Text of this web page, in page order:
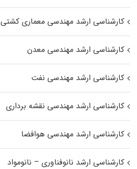
کارشناسی ارشد مهندسی معماری کشتی
کارشناسی ارشد مهندسی معدن
کارشناسی ارشد مهندسی نفت
کارشناسی ارشد مهندسی نقشه برداری
کارشناسی ارشد مهندسی هوافضا
کارشناسی ارشد نانوفناوری – نانومواد